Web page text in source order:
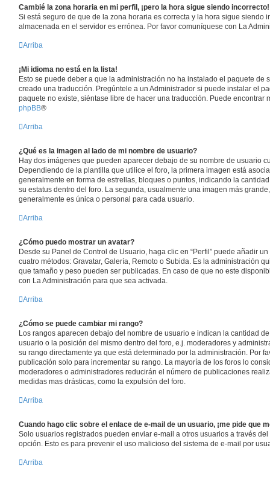
Cambié la zona horaria en mi perfil, ¡pero la hora sigue siendo incorrecto!
Si está seguro de que de la zona horaria es correcta y la hora sigue siendo
almacenada en el servidor es errónea. Por favor comuníquese con La
Arriba
¡Mi idioma no está en la lista!
Esto se puede deber a que la administración no ha instalado el paquete de
creado una traducción. Pregúntele a un Administrador si puede instalar el
paquete no existe, siéntase libre de hacer una traducción. Puede encontrar
phpBB®
Arriba
¿Qué es la imagen al lado de mi nombre de usuario?
Hay dos imágenes que pueden aparecer debajo de su nombre de usuario
Dependiendo de la plantilla que utilice el foro, la primera imagen está
generalmente en forma de estrellas, bloques o puntos, indicando la
su estatus dentro del foro. La segunda, usualmente una imagen más
generalmente es única o personal para cada usuario.
Arriba
¿Cómo puedo mostrar un avatar?
Desde su Panel de Control de Usuario, haga clic en “Perfil” puede añadir
cuatro métodos: Gravatar, Galería, Remoto o Subida. Es la administración
que tamaño y peso pueden ser publicadas. En caso de que no este
con La Administración para que sea activada.
Arriba
¿Cómo se puede cambiar mi rango?
Los rangos aparecen debajo del nombre de usuario e indican la cantidad
usuario o la posición del mismo dentro del foro, e.j. moderadores y
su rango directamente ya que está determinado por la administración. Por
publicación solo para incrementar su rango. La mayoría de los foros lo
moderadores o administradores reducirán el número de publicaciones
medidas mas drásticas, como la expulsión del foro.
Arriba
Cuando hago clic sobre el enlace de e-mail de un usuario, ¡me pide que
Solo usuarios registrados pueden enviar e-mail a otros usuarios a través
opción. Esto es para prevenir el uso malicioso del sistema de e-mail por
Arriba